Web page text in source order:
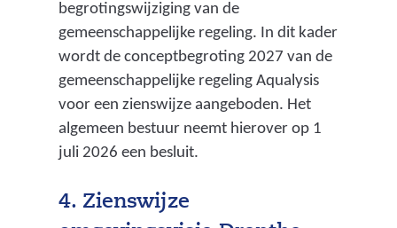
begrotingswijziging van de
gemeenschappelijke regeling. In dit kader
wordt de conceptbegroting 2027 van de
gemeenschappelijke regeling Aqualysis
voor een zienswijze aangeboden. Het
algemeen bestuur neemt hierover op 1
juli 2026 een besluit.
4. Zienswijze